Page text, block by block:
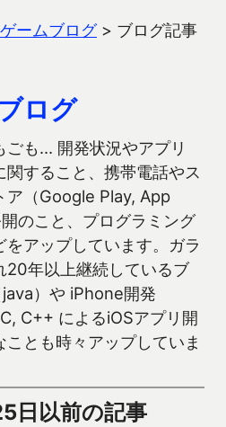
ームブログ> ブログ記事
ログ
ごも… 開発状況やアプリ
関すること、携帯電話やス
ア（Google Play, App
のこと、プログラミング
アップしています。ガラ
20年以上継続しているブ
）や iPhone開発
C++ によるiOSアプリ開
とも時々アップしていま
日以前の記事